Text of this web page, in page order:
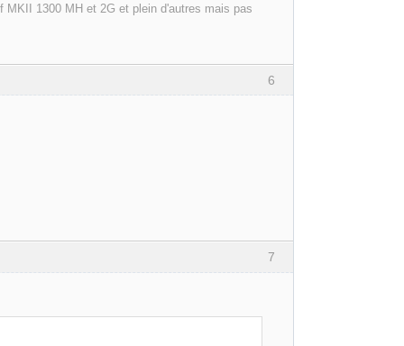
MKII 1300 MH et 2G et plein d'autres mais pas
6
7